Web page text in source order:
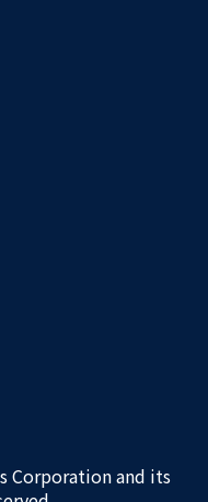
Corporation and its